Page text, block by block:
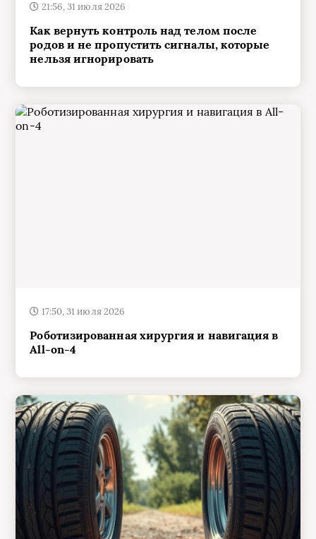
Как вернуть контроль над телом после
родов и не пропустить сигналы, которые
нельзя игнорировать
Роботизированная хирургия и навигация в
All-on-4